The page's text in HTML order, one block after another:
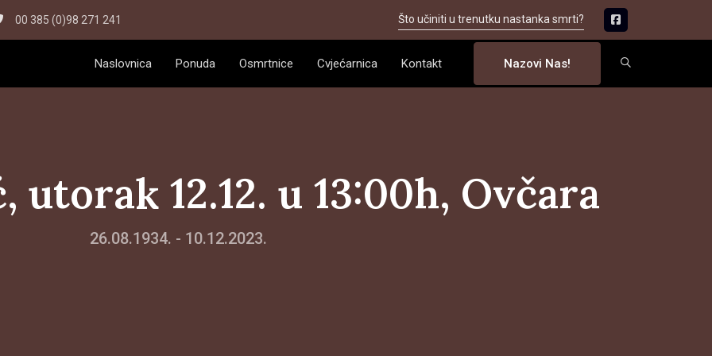
00 385 (0)98 271 241 Što učiniti u trenutku nastanka smrti?
Naslovnica Ponuda Osmrtnice Cvjećarnica Kontakt Nazovi Nas!
utorak 12.12. u 13:00h, Ovčara
26.08.1934. - 10.12.2023.